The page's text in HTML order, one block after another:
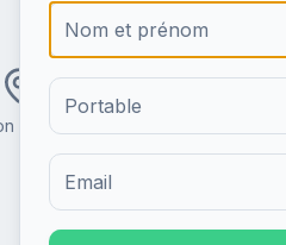
disponible
Formulaire d'inscription pour